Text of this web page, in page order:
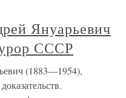
Януарьевич
СССР
(1883—1954),